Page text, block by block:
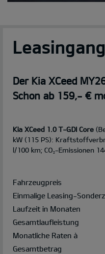
Der Kia XCeed
Schon ab 159,- €
Kia XCeed 1.0 T-GDI Core
kW (115 PS):
l/100 km; CO2-Emissionen
Fahrzeugpreis
Einmalige Leasing-
Laufzeit in Monaten
Gesamtlaufleistung
Monatliche Raten à
Gesamtbetrag